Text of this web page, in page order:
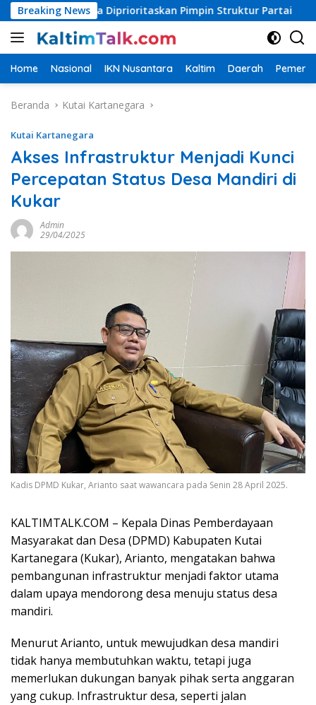
Langsung
ke
konten
Breaking News
Muda Diprioritaskan Pimpin Struktur Partai Bupati
Home Nasional IKN Nusantara Kaltim Daerah
Beranda Kutai Kartanegara
Kutai Kartanegara
Akses Infrastruktur Menjadi Kunci
Percepatan Status Desa Mandiri di
Kukar
Admin
29/04/2025
Kadis DPMD Kukar, Arianto saat wawancara pada Senin 28 April 2025.
KALTIMTALK.COM – Kepala Dinas Pemberdayaan
Masyarakat dan Desa (DPMD) Kabupaten Kutai
Kartanegara (Kukar), Arianto, mengatakan bahwa
pembangunan infrastruktur menjadi faktor utama
dalam upaya mendorong desa menuju status desa
mandiri.
Menurut Arianto, untuk mewujudkan desa mandiri
tidak hanya membutuhkan waktu, tetapi juga
memerlukan dukungan banyak pihak serta anggaran
yang cukup. Infrastruktur desa, seperti jalan